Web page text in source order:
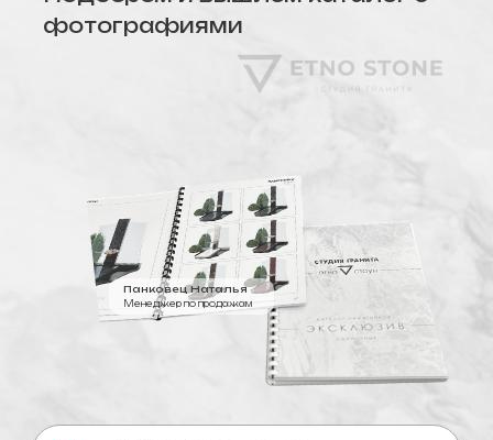
фотографиями
Менеджер по продажам
Панковец Наталья